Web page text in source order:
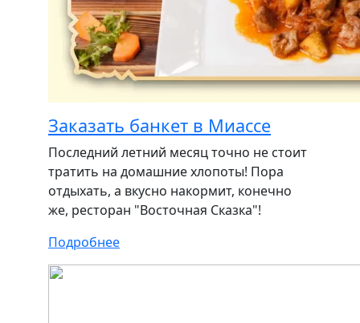
Заказать банкет в Миассе
Последний летний месяц точно не стоит
тратить на домашние хлопоты! Пора
отдыхать, а вкусно накормит, конечно
же, ресторан "Восточная Сказка"!
Подробнее